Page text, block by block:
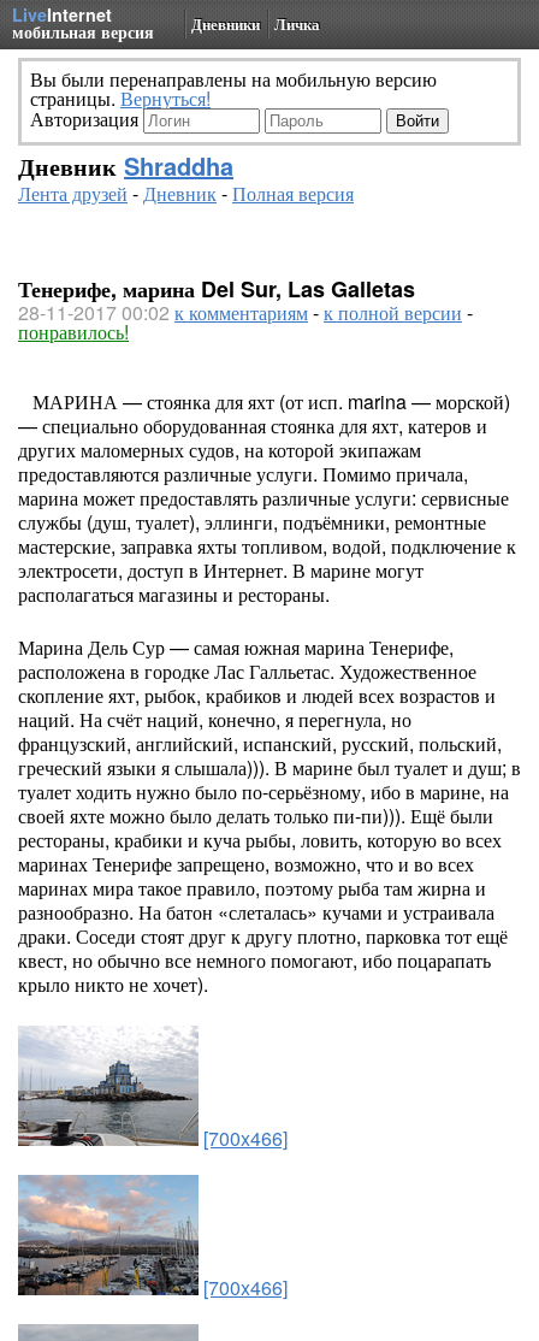
LiveInternet
мобильная версия Дневники Личка
Вы были перенаправлены на мобильную версию
страницы. Вернуться!
Авторизация
Дневник Shraddha
Лента друзей -Дневник-Полная версия
Тенерифе, марина Del Sur, Las Galletas
28-11-2017 00:02 к комментариям-к полной версии -
понравилось!
МАРИНА — стоянка для яхт (от исп. marina — морской)
— специально оборудованная стоянка для яхт, катеров и
других маломерных судов, на которой экипажам
предоставляются различные услуги. Помимо причала,
марина может предоставлять различные услуги: сервисные
службы (душ, туалет), эллинги, подъёмники, ремонтные
мастерские, заправка яхты топливом, водой, подключение к
электросети, доступ в Интернет. В марине могут
располагаться магазины и рестораны.
Марина Дель Сур — самая южная марина Тенерифе,
расположена в городке Лас Галльетас. Художественное
скопление яхт, рыбок, крабиков и людей всех возрастов и
наций. На счёт наций, конечно, я перегнула, но
французский, английский, испанский, русский, польский,
греческий языки я слышала))). В марине был туалет и душ; в
туалет ходить нужно было по-серьёзному, ибо в марине, на
своей яхте можно было делать только пи-пи))). Ещё были
рестораны, крабики и куча рыбы, ловить, которую во всех
маринах Тенерифе запрещено, возможно, что и во всех
маринах мира такое правило, поэтому рыба там жирна и
разнообразно. На батон «слеталась» кучами и устраивала
драки. Соседи стоят друг к другу плотно, парковка тот ещё
квест, но обычно все немного помогают, ибо поцарапать
крыло никто не хочет).
[700x466]
[700x466]